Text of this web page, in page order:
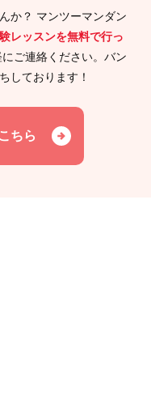
か？ マンツーマンダン
レッスンを無料で行っ
ご連絡ください。バン
しております！
ちら